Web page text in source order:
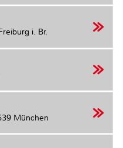
i. Br.
München